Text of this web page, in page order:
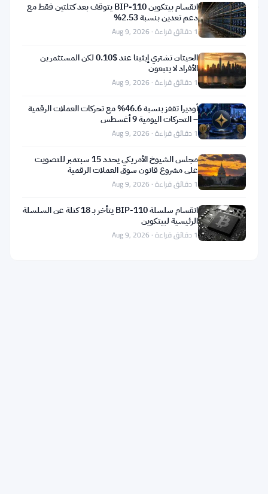
توجد
مقالات.
انقسام بيتكوين BIP-110 يتوقف بعد كتلتين فقط مع
دعم تعدين بنسبة 2.53%
1 دقائق قراءة · Aug 9, 2026
الحيتان تشتري إيثينا عند $0.10 لكن المستثمرين
الأفراد لا يتبعون
1 دقائق قراءة · Aug 9, 2026
أوديرا تقفز بنسبة 46.6% مع تحركات العملات الرقمية
– التحركات اليومية 9 أغسطس
1 دقائق قراءة · Aug 9, 2026
مجلس الشيوخ الأمريكي يحدد 15 سبتمبر للتصويت
على مشروع قانون سوق العملات الرقمية
1 دقائق قراءة · Aug 9, 2026
انقسام سلسلة BIP-110 يتأخر بـ 18 كتلة عن السلسلة
الرئيسية لبيتكوين
1 دقائق قراءة · Aug 9, 2026